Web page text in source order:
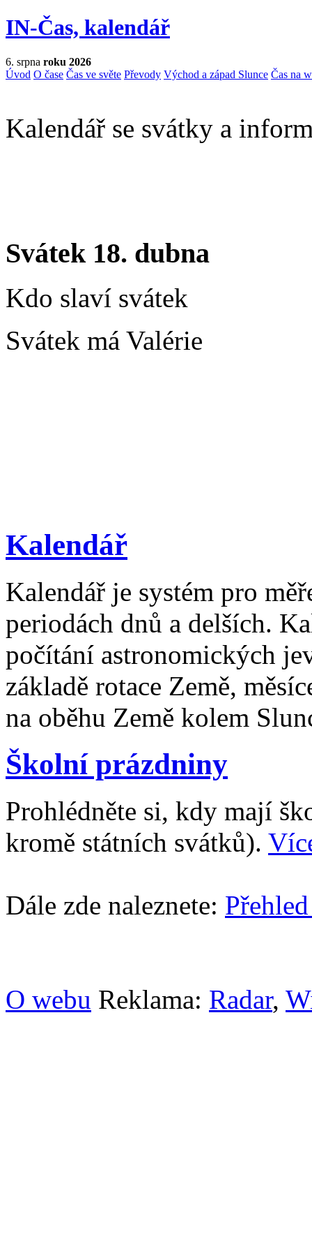
IN-Čas, kalendář
6. srpna roku 2026
Úvod O čase Čas ve světe Převody Východ a západ Slunce Čas na
Kalendář se svátky a
Svátek 18. dubna
Kdo slaví svátek
Svátek má Valérie
Kalendář
Kalendář je systém pro
periodách dnů a delších.
počítání astronomických
základě rotace Země,
na oběhu Země kolem
Školní prázdniny
Prohlédněte si, kdy mají
kromě státních svátků).
Dále zde naleznete:
O webu Reklama: Radar,